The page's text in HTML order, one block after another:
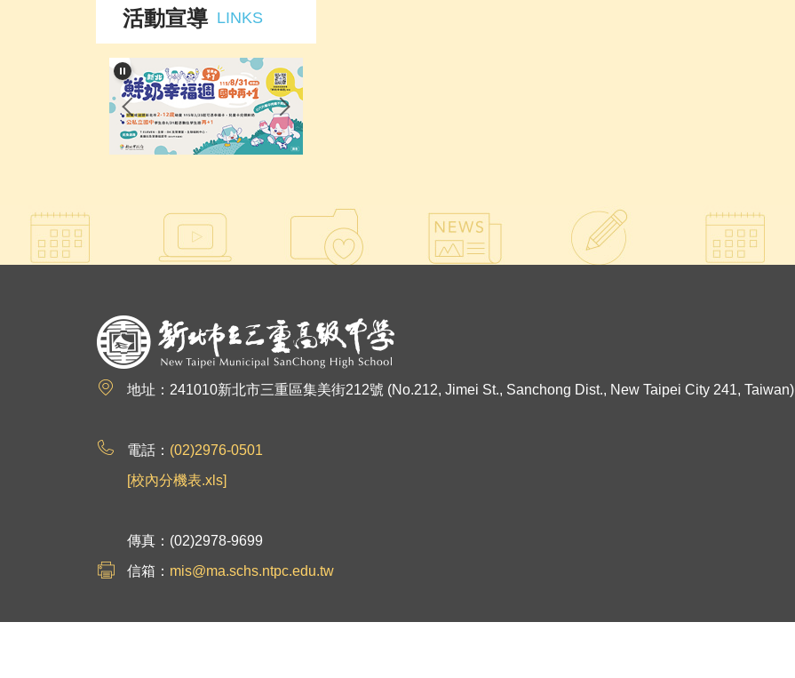
活動宣導 LINKS
地址：241010新北市三重區集美街212號 (No.212, Jimei St., Sanchong Dist., New Taipei City 241, Taiwan)
電話： (02)2976-0501
[校內分機表.xls]
傳真：(02)2978-9699
信箱： mis@ma.schs.ntpc.edu.tw